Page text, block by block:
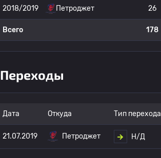
2018/2019 Петроджет 26
Всего 178
Переходы
Дата Откуда Тип перехода
21.07.2019 Петроджет Н/Д